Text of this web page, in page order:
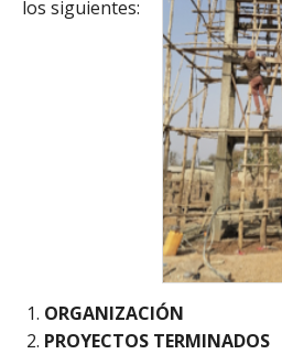
los siguientes:
ORGANIZACIÓN
PROYECTOS TERMINADOS